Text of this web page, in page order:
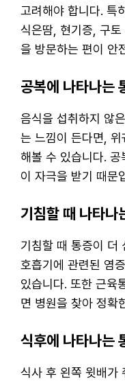
고려해야 합니다. 특히
식은땀, 현기증, 구
을 방문하는 편이 안
공복에 나타나는
음식을 섭취하지 않
는 느낌이 든다면,
해볼 수 있습니다.
이 자극을 받기 때문
기침할 때 나타나
기침할 때 통증이 더
호흡기에 관련된 염
있습니다. 또한 근육
면 병원을 찾아 정확
식후에 나타나는
식사 후 왼쪽 윗배가